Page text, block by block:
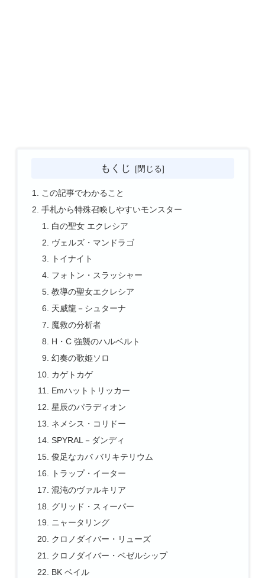
もくじ
この記事でわかること
手札から特殊召喚しやすいモンスター
白の聖女 エクレシア
ヴェルズ・マンドラゴ
トイナイト
フォトン・スラッシャー
教導の聖女エクレシア
天威龍－シュターナ
魔救の分析者
H・C 強襲のハルベルト
幻奏の歌姫ソロ
カゲトカゲ
Emハットトリッカー
星辰のパラディオン
ネメシス・コリドー
SPYRAL－ダンディ
俊足なカバ バリキテリウム
トラップ・イーター
混沌のヴァルキリア
グリッド・スィーパー
ニャータリング
クロノダイバー・リューズ
クロノダイバー・ベゼルシップ
BK ベイル